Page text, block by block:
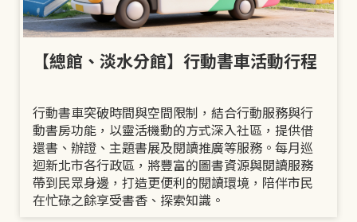
【總館、淡水分館】行動書車活動行程
行動書車突破時間與空間限制，結合行動服務與行
動書房功能，以靈活機動的方式深入社區，提供借
還書、辦證、主題書展及閱讀推廣等服務。每月巡
迴新北市各行政區，將豐富的圖書資源與閱讀服務
帶到民眾身邊，打造更便利的閱讀環境，陪伴市民
在忙碌之餘享受書香、探索知識。